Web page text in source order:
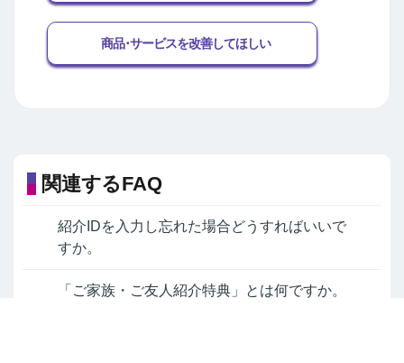
商品･サービスを改善してほしい
関連するFAQ
紹介IDを入力し忘れた場合どうすればいいで
すか。
「ご家族・ご友人紹介特典」とは何ですか。